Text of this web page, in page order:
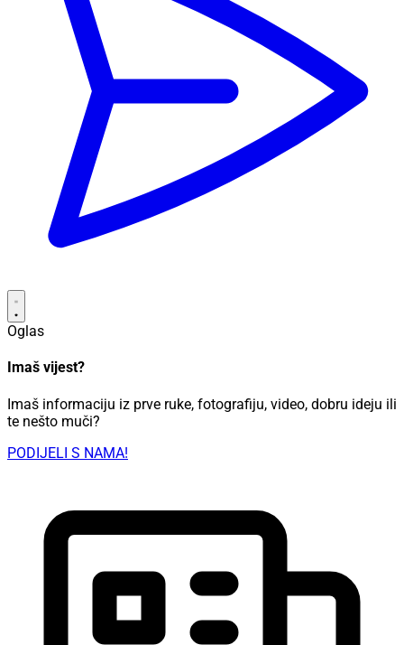
Oglas
Imaš vijest?
Imaš informaciju iz prve ruke, fotografiju, video, dobru ideju ili
te nešto muči?
PODIJELI S NAMA!